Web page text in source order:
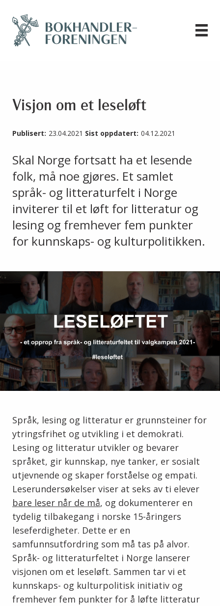
Visjon om et leseløft
Publisert: 23.04.2021 Sist oppdatert: 04.12.2021
Skal Norge fortsatt ha et lesende
folk, må noe gjøres. Et samlet
språk- og litteraturfelt i Norge
inviterer til et løft for litteratur og
lesing og fremhever fem punkter
for kunnskaps- og kulturpolitikken.
Språk, lesing og litteratur er grunnsteiner for
ytringsfrihet og utvikling i et demokrati.
Lesing og litteratur utvikler og bevarer
språket, gir kunnskap, nye tanker, er sosialt
utjevnende og skaper forståelse og empati.
Leserundersøkelser viser at seks av ti elever
bare leser når de må, og dokumenterer en
tydelig tilbakegang i norske 15-åringers
leseferdigheter. Dette er en
samfunnsutfordring som må tas på alvor.
Språk- og litteraturfeltet i Norge lanserer
visjonen om et leseløft. Sammen tar vi et
kunnskaps- og kulturpolitisk initiativ og
fremhever fem punkter for å løfte litteratur